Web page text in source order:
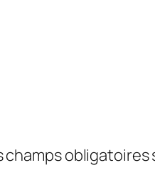
champs